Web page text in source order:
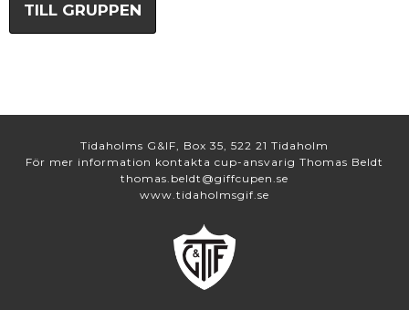
TILL GRUPPEN
Tidaholms G&IF, Box 35, 522 21 Tidaholm
För mer information kontakta cup-ansvarig Thomas Beldt
thomas.beldt@giffcupen.se
www.tidaholmsgif.se